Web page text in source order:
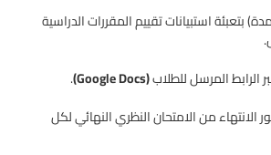
بتعبئة استبيانات تقييم المقررات الدراسية
الرابط المرسل للطلاب(Google Docs)
.
الانتهاء من الامتحان النظري النهائي لكل